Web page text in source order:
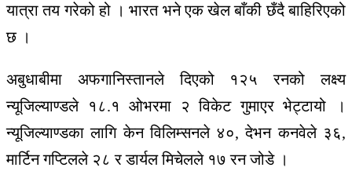
यात्रा तय गरेको हो । भारत भने एक खेल बाँकी छँदै बाहिरिएको
छ ।
अबुधाबीमा अफगानिस्तानले दिएको १२५ रनको लक्ष्य
न्यूजिल्याण्डले १८.१ ओभरमा २ विकेट गुमाएर भेट्टायो ।
न्यूजिल्याण्डका लागि केन विलिम्सनले ४०, देभन कनवेले ३६,
मार्टिन गप्टिलले २८ र डार्यल मिचेलले १७ रन जोडे ।